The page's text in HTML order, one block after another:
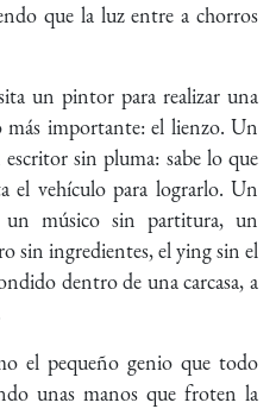
que la luz entre a chorros
un pintor para realizar una
importante: el lienzo. Un
sin pluma: sabe lo que
el vehículo para lograrlo. Un
músico sin partitura, un
sin ingredientes, el ying sin el
dentro de una carcasa, a
el pequeño genio que todo
unas manos que froten la